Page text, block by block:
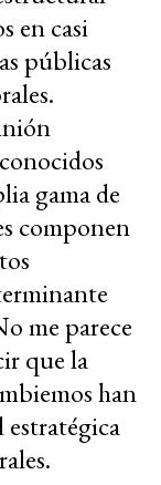
en casi
públicas
gama de
componen
me parece
que la
han